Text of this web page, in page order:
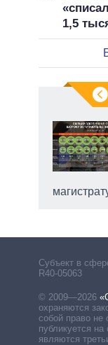
1,5
Субъект в
R40-05063
© 2009—2026
охраняются
собой право не
публикуется
являются